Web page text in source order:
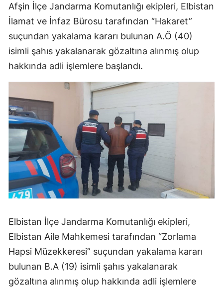
Afşin İlçe Jandarma Komutanlığı ekipleri, Elbistan
İlamat ve İnfaz Bürosu tarafından “Hakaret”
suçundan yakalama kararı bulunan A.Ö (40)
isimli şahıs yakalanarak gözaltına alınmış olup
hakkında adli işlemlere başlandı.
Elbistan İlçe Jandarma Komutanlığı ekipleri,
Elbistan Aile Mahkemesi tarafından “Zorlama
Hapsi Müzekkeresi” suçundan yakalama kararı
bulunan B.A (19) isimli şahıs yakalanarak
gözaltına alınmış olup hakkında adli işlemlere